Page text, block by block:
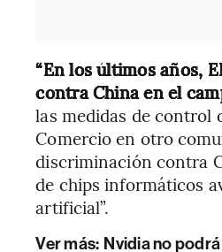
“En los últimos años,
contra China en el
las medidas de control
Comercio en otro
discriminación contra
de chips informáticos
artificial”.
Ver más: Nvidia no